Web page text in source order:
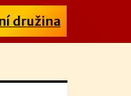
družina